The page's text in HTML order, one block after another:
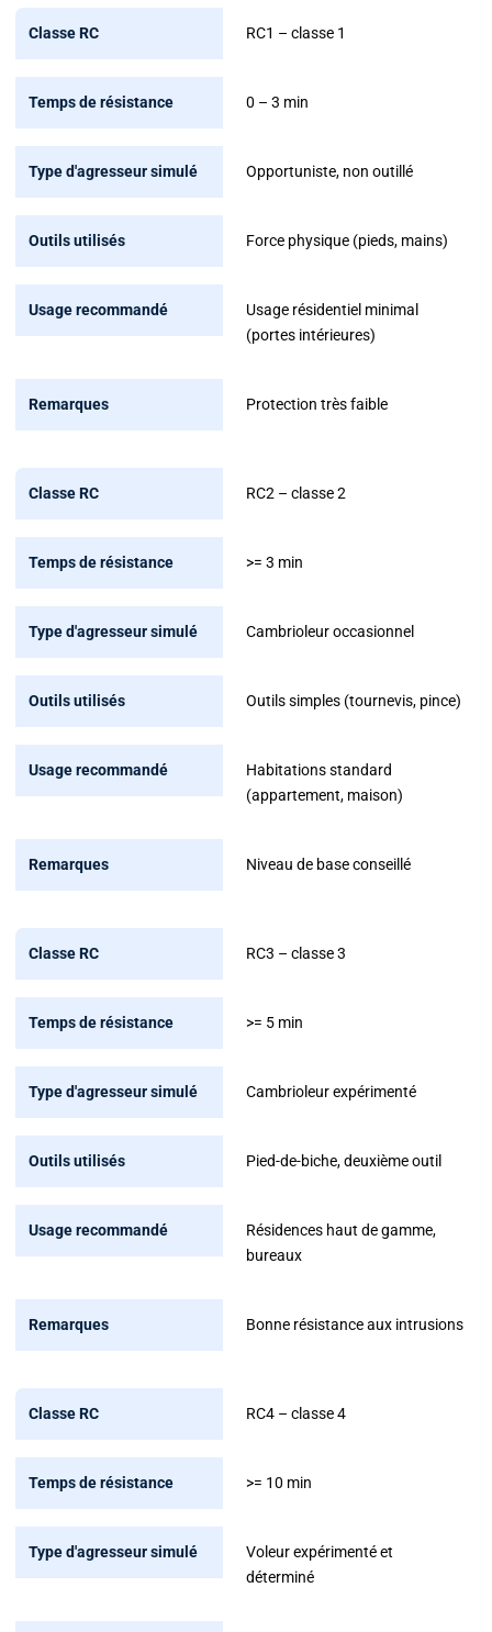
Classe
RC
Temps
résistance
Type
d'agresseur
simulé
Outils
Usage
RC1 – classe 1
0 – 3 min
Opportuniste, non outillé
Force physique (pieds, mains)
Usage résidentiel minimal
(portes intérieures)
Protection très faible
RC2 – classe 2
>= 3 min
Cambrioleur occasionnel
Outils simples (tournevis, pince)
Habitations standard
(appartement, maison)
Niveau de base conseillé
RC3 – classe 3
>= 5 min
Cambrioleur expérimenté
Pied-de-biche, deuxième outil
Résidences haut de gamme,
bureaux
Bonne résistance aux intrusions
RC4 – classe 4
>= 10 min
Voleur expérimenté et
déterminé